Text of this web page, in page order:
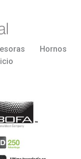
Hornos